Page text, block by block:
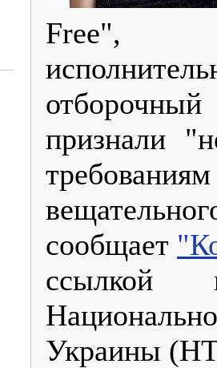
Free",
признали
сообщает
ссылкой
Украины